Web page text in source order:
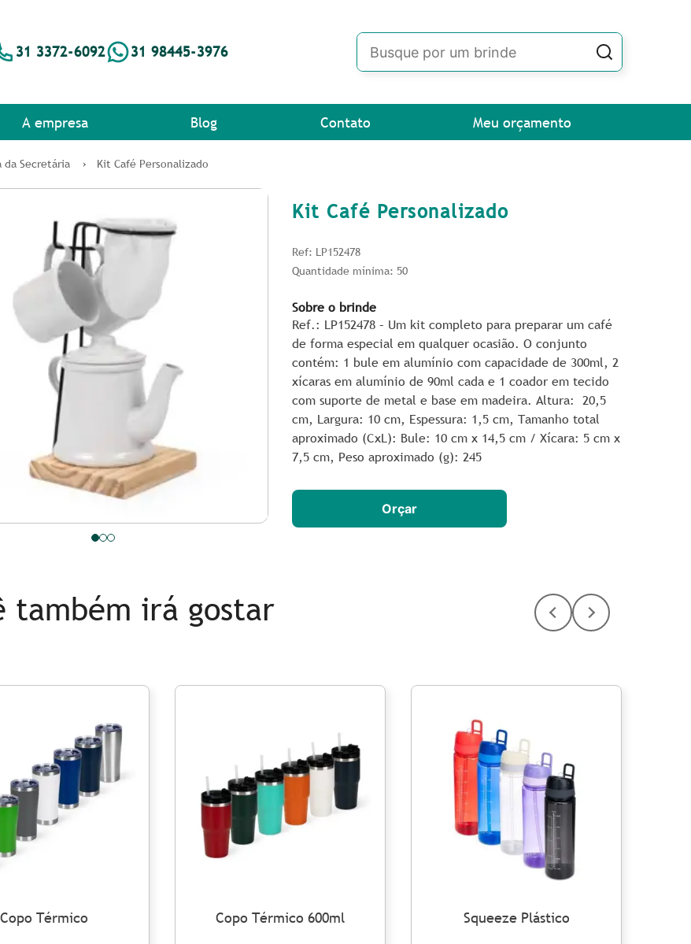
31 3372-6092 31 98445-3976
A empresa Blog Contato Meu orçamento
da Secretária Kit Café Personalizado
Kit Café Personalizado
Ref: LP152478
Quantidade mínima: 50
Sobre o brinde
Ref.: LP152478 – Um kit completo para preparar um café
de forma especial em qualquer ocasião. O conjunto
contém: 1 bule em alumínio com capacidade de 300ml, 2
xícaras em alumínio de 90ml cada e 1 coador em tecido
com suporte de metal e base em madeira. Altura: 20,5
cm, Largura: 10 cm, Espessura: 1,5 cm, Tamanho total
aproximado (CxL): Bule: 10 cm x 14,5 cm / Xícara: 5 cm x
7,5 cm, Peso aproximado (g): 245
Orçar
também irá gostar
Copo Térmico Copo Térmico 600ml Squeeze Plástico